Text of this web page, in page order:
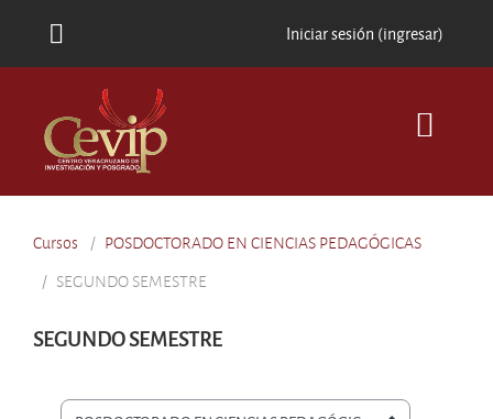
Iniciar sesión (ingresar)
Cursos
POSDOCTORADO EN CIENCIAS PEDAGÓGICAS
SEGUNDO SEMESTRE
SEGUNDO SEMESTRE